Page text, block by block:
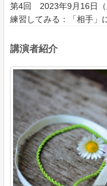
第4回 2023年9月16日
練習してみる：「相手」
講演者紹介